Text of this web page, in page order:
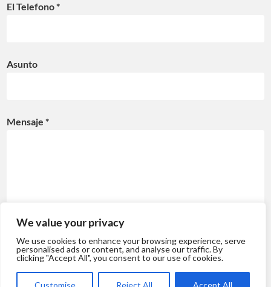
We value your privacy
We use cookies to enhance your browsing experience, serve
personalised ads or content, and analyse our traffic. By
clicking "Accept All", you consent to our use of cookies.
Customise Reject All Accept All
El Telefono *
Asunto
Mensaje *